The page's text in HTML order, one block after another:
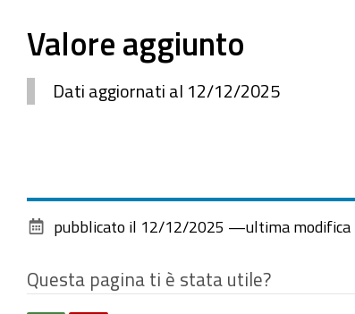
Valore aggiunto
Dati aggiornati al 12/12/2025
pubblicato il 12/12/2025 —ultima modifica
Questa pagina ti è stata utile?